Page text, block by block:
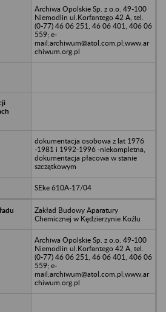
Archiwa Opolskie Sp. z o.o. 49-100
Niemodlin ul.Korfantego 42 A, tel.
(0-77) 46 06 251, 46 06 401, 406 06
559; e-
mail:archiwum@atol.com.pl;www.ar
chiwum.org.pl
dokumentacja osobowa z lat 1976
-1981 i 1992-1996 -niekompletna,
dokumentacja płacowa w stanie
szczątkowym
SEke 610A-17/04
Zakład Budowy Aparatury
Chemicznej w Kędzierzynie Koźlu
Archiwa Opolskie Sp. z o.o. 49-100
Niemodlin ul.Korfantego 42 A, tel.
(0-77) 46 06 251, 46 06 401, 406 06
559; e-
mail:archiwum@atol.com.pl;www.ar
chiwum.org.pl